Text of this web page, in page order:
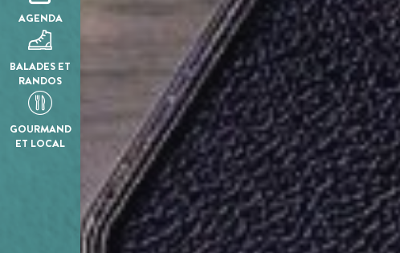
AGENDA
BALADES ET
RANDOS
GOURMAND
ET LOCAL